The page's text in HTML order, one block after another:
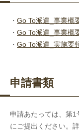
・ Go To派遣_事業概
・ Go To派遣_事業概
・ Go To派遣_実施要
申請書類
申請あたっては、第
にご提出ください。